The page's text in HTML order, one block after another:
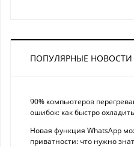
ПОПУЛЯРНЫЕ НОВОСТИ
90% компьютеров
ошибок: как быстро
Новая функция WhatsApp
приватности: что нужно